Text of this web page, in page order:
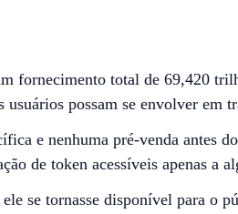
fornecimento total de 69,420
possam se envolver em
e nenhuma pré-venda antes
de token acessíveis apenas a
se tornasse disponível para o